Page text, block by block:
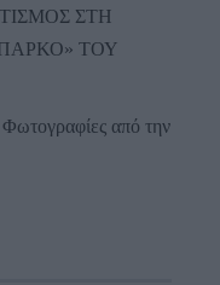
ΣΤΗ
ΤΟΥ
από την